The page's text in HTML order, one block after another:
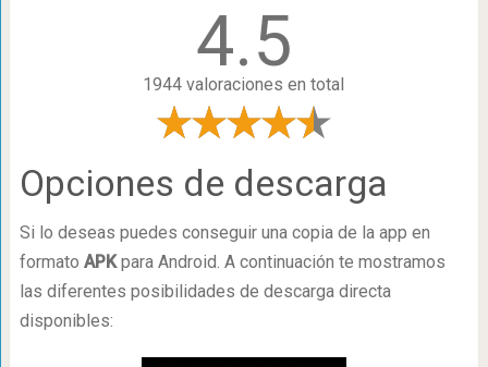
4.5
1944 valoraciones en total
Opciones de descarga
Si lo deseas puedes conseguir una copia de la app en
formato APKpara Android. A continuación te mostramos
las diferentes posibilidades de descarga directa
disponibles: